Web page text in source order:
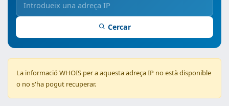
Cercar
La informació WHOIS per a aquesta adreça IP no està disponible
o no s'ha pogut recuperar.